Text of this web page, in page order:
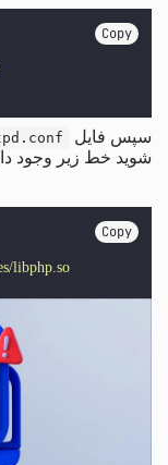
Copy
سپس فایل
شوید خط زیر وجود
Copy
libphp.so